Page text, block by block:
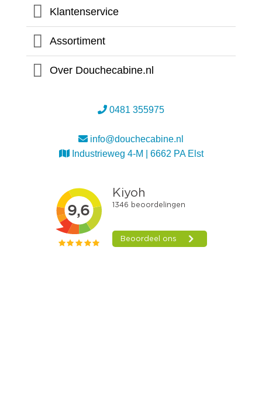
Klantenservice
Assortiment
Over Douchecabine.nl
0481 355975
info@douchecabine.nl
Industrieweg 4-M | 6662 PA Elst